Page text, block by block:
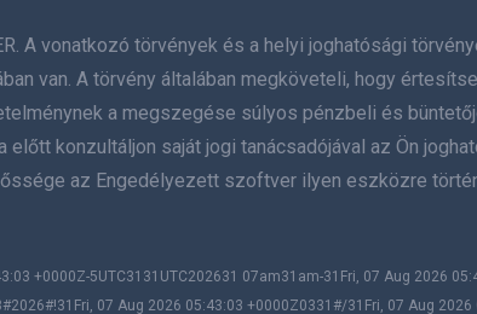
A vonatkozó törvények és a helyi joghatósági
van. A törvény általában megköveteli, hogy
a megszegése súlyos pénzbeli és
konzultáljon saját jogi tanácsadójával az Ön
az Engedélyezett szoftver ilyen eszközre
+0000Z-5UTC3131UTC202631 07am31am-31Fri, 07 Aug 2026
07 Aug 2026 05:43:03 +0000Z0331#/31Fri, 07 Aug